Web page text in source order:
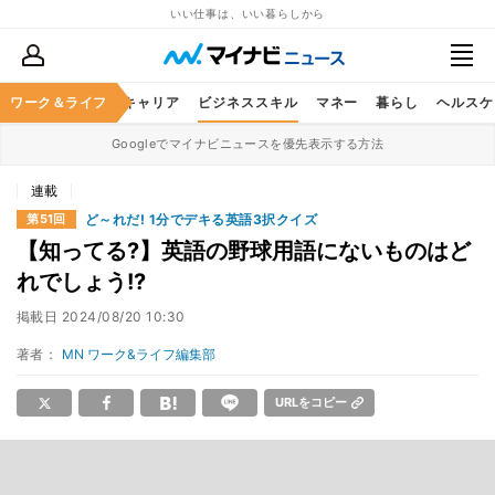
いい仕事は、いい暮らしから
ワーク＆ライフ キャリア ビジネススキル マネー 暮らし ヘルス
Googleでマイナビニュースを優先表示する方法
連載
第51回 ど～れだ! 1分でデキる英語3択クイズ
【知ってる?】英語の野球用語にないものはど
れでしょう!?
掲載日 2024/08/20 10:30
著者： MN ワーク&ライフ編集部
URLをコピー